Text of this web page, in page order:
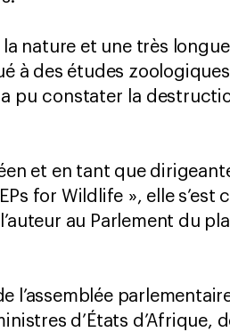
nature et une très
à des études
pu constater la
et en tant que
for Wildlife », elle s’est
au Parlement du
d’États d’Afrique,